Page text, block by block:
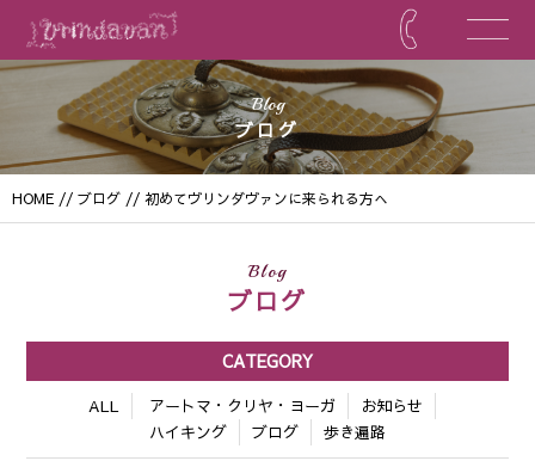
Blog
ブログ
HOME // ブログ // 初めてヴリンダヴァンに来られる方へ
Blog
ブログ
CATEGORY
ALL アートマ・クリヤ・ヨーガ
お知らせ
ハイキング
ブログ 歩き遍路